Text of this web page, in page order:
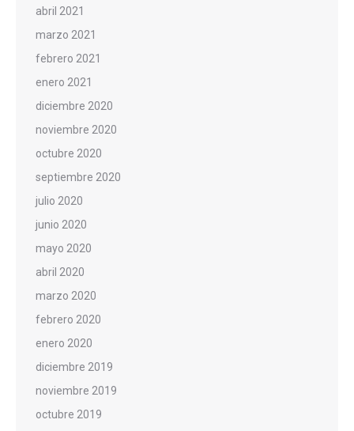
abril 2021
marzo 2021
febrero 2021
enero 2021
diciembre 2020
noviembre 2020
octubre 2020
septiembre 2020
julio 2020
junio 2020
mayo 2020
abril 2020
marzo 2020
febrero 2020
enero 2020
diciembre 2019
noviembre 2019
octubre 2019